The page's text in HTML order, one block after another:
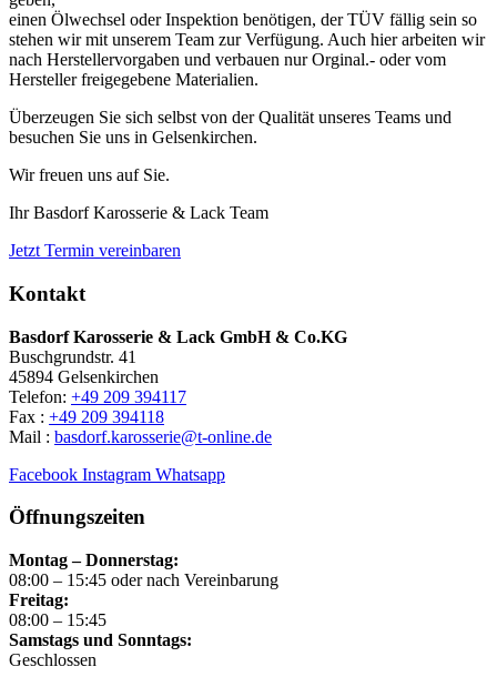
einen Ölwechsel oder Inspektion benötigen, der TÜV fällig sein so
stehen wir mit unserem Team zur Verfügung. Auch hier arbeiten wir
nach Herstellervorgaben und verbauen nur Orginal.- oder vom
Hersteller freigegebene Materialien.
Überzeugen Sie sich selbst von der Qualität unseres Teams und
besuchen Sie uns in Gelsenkirchen.
Wir freuen uns auf Sie.
Ihr Basdorf Karosserie & Lack Team
Jetzt Termin vereinbaren
Kontakt
Basdorf Karosserie & Lack GmbH & Co.KG
Buschgrundstr. 41
45894 Gelsenkirchen
Telefon: +49 209 394117
Fax : +49 209 394118
Mail : basdorf.karosserie@t-online.de
Facebook Instagram Whatsapp
Öffnungszeiten
Montag – Donnerstag:
08:00 – 15:45 oder nach Vereinbarung
Freitag:
08:00 – 15:45
Samstags und Sonntags:
Geschlossen